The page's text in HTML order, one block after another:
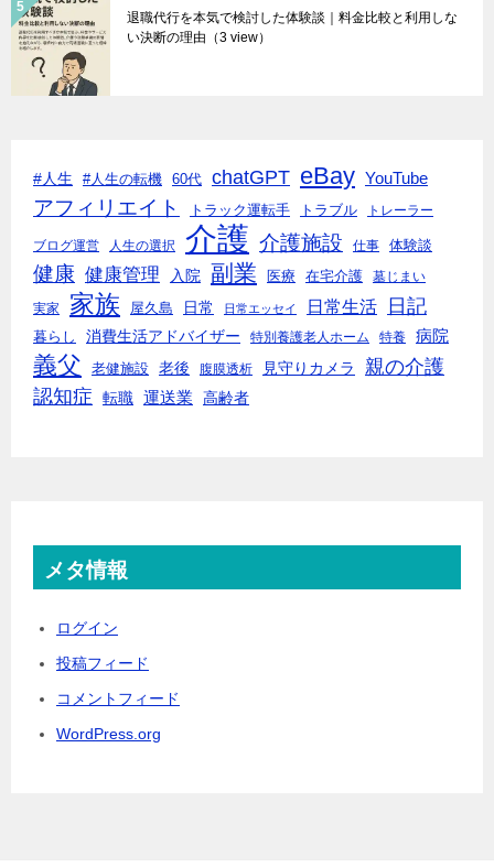
退職代行を本気で検討した体験談｜料金比較と利用しな
い決断の理由 （3 view）
#人生 #人生の転機 60代 chatGPT eBay YouTube
アフィリエイト トラック運転手 トラブル トレーラー
ブログ運営 人生の選択 介護 介護施設 仕事 体験談
健康 健康管理 入院 副業 医療 在宅介護 墓じまい
実家 家族 屋久島 日常 日常エッセイ 日常生活 日記
暮らし 消費生活アドバイザー 特別養護老人ホーム 特養 病院
義父 老健施設 老後 腹膜透析 見守りカメラ
親の介護
認知症
転職 運送業 高齢者
メタ情報
ログイン
投稿フィード
コメントフィード
WordPress.org